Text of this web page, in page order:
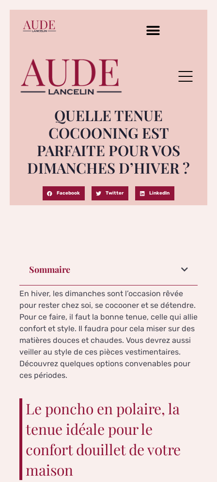
QUELLE TENUE
COCOONING EST
PARFAITE POUR VOS
DIMANCHES D’HIVER ?
Facebook Twitter LinkedIn
Sommaire
En hiver, les dimanches sont l’occasion rêvée
pour rester chez soi, se cocooner et se détendre.
Pour ce faire, il faut la bonne tenue, celle qui allie
confort et style. Il faudra pour cela miser sur des
matières douces et chaudes. Vous devrez aussi
veiller au style de ces pièces vestimentaires.
Découvrez quelques options convenables pour
ces périodes.
Le poncho en polaire, la
tenue idéale pour le
confort douillet de votre
maison